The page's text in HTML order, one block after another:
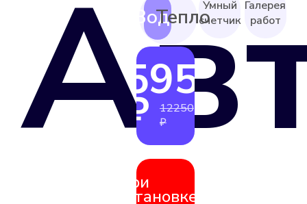
5950
₽
12250
₽
При
установке
Умный
счетчик
Галерея
работ